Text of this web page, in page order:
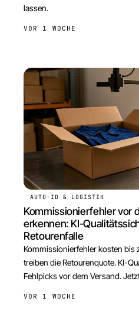
lassen.
VOR 1 WOCHE
AUTO-ID & LOGISTIK
Kommissionierfehler vor
erkennen: KI-
Retourenfalle
Kommissionierfehler kosten bis
treiben die Retourenquote. KI-
Fehlpicks vor dem Versand.
VOR 1 WOCHE